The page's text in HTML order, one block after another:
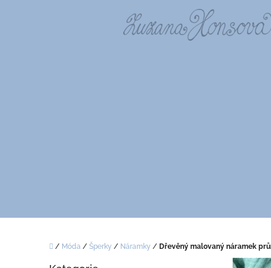
Domů
/ Móda / Šperky / Náramky / Dřevěný malovaný náramek